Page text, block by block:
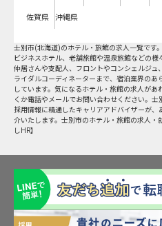
佐賀県 沖縄県
士別市(北海道)のホテル・旅館の求人一覧です
ビジネスホテル、老舗旅館や温泉旅館などの様
仲居さんや支配人、フロントやコンシェルジュ
ライダルコーディネーターまで、宿泊業界のあ
しています。気になるホテル・旅館の求人があ
くか電話やメールでお問い合わせください。
採用情報に精通したキャリアアドバイザーが、
介いたします。士別市のホテル・旅館の求人・
しHR】